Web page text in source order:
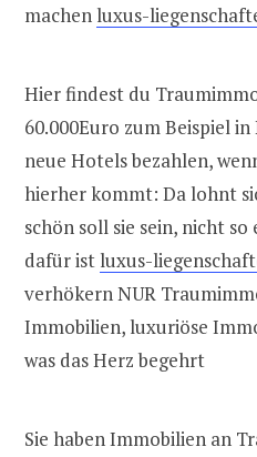
machen luxus-
Hier findest du
60.000Euro zum Beispiel
neue Hotels bezahlen,
hierher kommt: Da lohnt
schön soll sie sein, nicht
dafür ist luxus-
verhökern NUR
Immobilien, luxuriöse
was das Herz begehrt
Sie haben Immobilien an